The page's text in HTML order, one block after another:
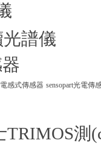
譜儀
感式傳感器 sensopart光電傳
TRIMOS測